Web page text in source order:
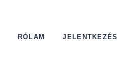
RÓLAM JELENTKEZÉS